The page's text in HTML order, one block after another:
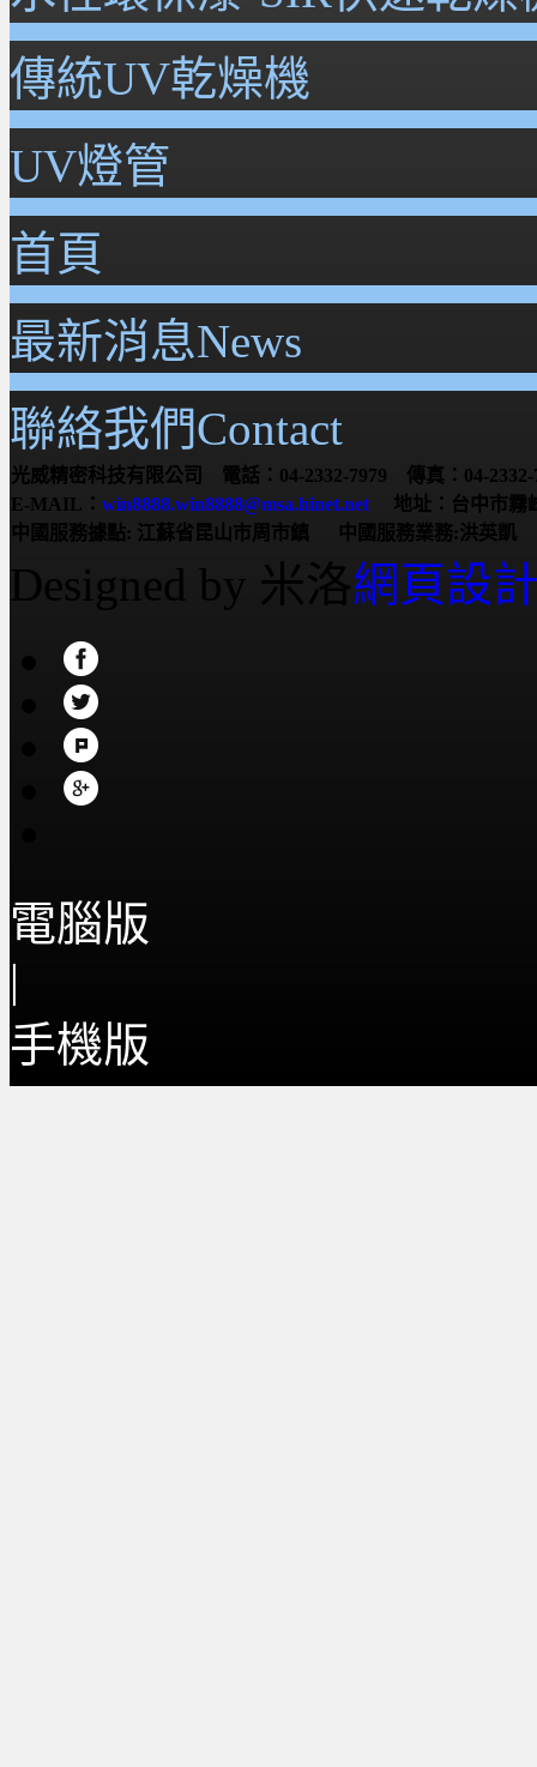
傳統UV乾燥機
UV燈管
首頁
最新消息News
聯絡我們Contact
光威精密科技有限公司 電話：04-2332-7979 傳真：04-2332-
E-MAIL： win8888.win8888@msa.hinet.net 地址：台中市霧
中國服務據點: 江蘇省昆山市周市鎮 中國服務業務:洪英凱
Designed by 米洛網頁設
電腦版
|
手機版